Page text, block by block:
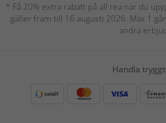
* Få 20% extra rabatt på all rea när du
gäller fram till 16 augusti 2026. Max 1
andra
Handla